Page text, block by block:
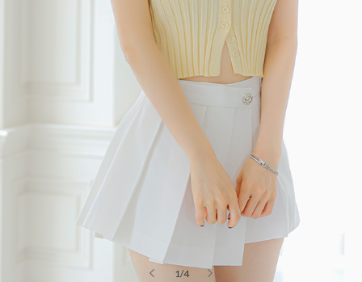
2 / 4